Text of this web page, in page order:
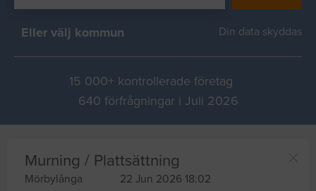
Eller välj kommun Din data skyddas
15 000+ kontrollerade företag
640 förfrågningar i Juli 2026
Murning / Plattsättning
Mörbylånga 22 Jun 2026 18:02